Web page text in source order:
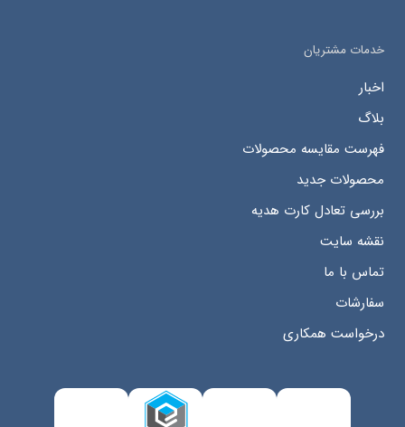
خدمات مشتریان
اخبار
بلاگ
فهرست مقایسه محصولات
محصولات جدید
بررسی تعادل کارت هدیه
نقشه سایت
تماس با ما
سفارشات
درخواست همکاری